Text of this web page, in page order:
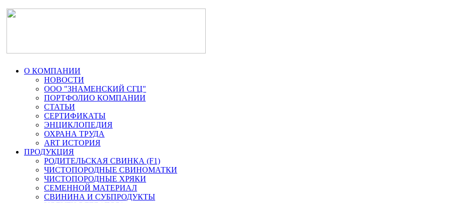
О КОМПАНИИ
НОВОСТИ
ООО "ЗНАМЕНСКИЙ СГЦ"
ПОРТФОЛИО КОМПАНИИ
СТАТЬИ
СЕРТИФИКАТЫ
ЭНЦИКЛОПЕДИЯ
ОХРАНА ТРУДА
ART ИСТОРИЯ
ПРОДУКЦИЯ
РОДИТЕЛЬСКАЯ СВИНКА (F1)
ЧИСТОПОРОДНЫЕ СВИНОМАТКИ
ЧИСТОПОРОДНЫЕ ХРЯКИ
СЕМЕННОЙ МАТЕРИАЛ
СВИНИНА И СУБПРОДУКТЫ